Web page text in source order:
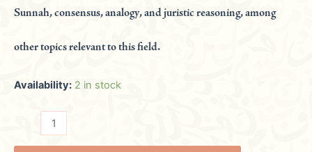
Sunnah, consensus, analogy, and juristic reasoning, among
other topics relevant to this field.
Availability: 2 in stock